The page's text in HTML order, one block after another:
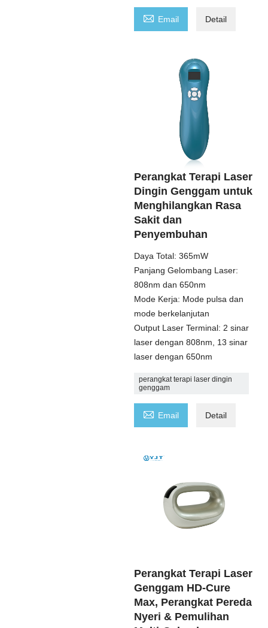
 Email Detail
Perangkat Terapi Laser
Dingin Genggam untuk
Menghilangkan Rasa
Sakit dan
Penyembuhan
Daya Total: 365mW
Panjang Gelombang Laser:
808nm dan 650nm
Mode Kerja: Mode pulsa dan
mode berkelanjutan
Output Laser Terminal: 2 sinar
laser dengan 808nm, 13 sinar
laser dengan 650nm
perangkat terapi laser dingin
genggam
 Email Detail
Perangkat Terapi Laser
Genggam HD-Cure
Max, Perangkat Pereda
Nyeri & Pemulihan